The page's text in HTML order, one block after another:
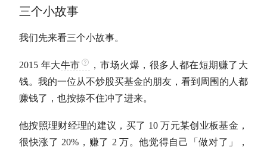
三个小故事
我们先来看三个小故事。
2015 年大牛市
，市场火爆，很多人都在短期赚了大
钱。我的一位从不炒股买基金的朋友，看到周围的人都
赚钱了，也按捺不住冲了进来。
他按照理财经理的建议，买了 10 万元某创业板基金，
很快涨了 20%，赚了 2 万。他觉得自己「做对了」，